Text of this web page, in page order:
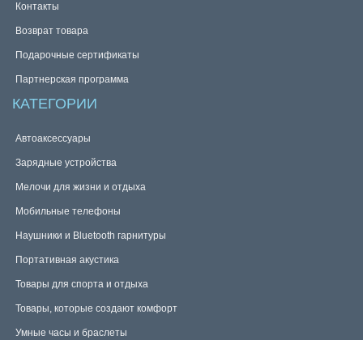
Контакты
Возврат товара
Подарочные сертификаты
Партнерская программа
КАТЕГОРИИ
Автоаксессуары
Зарядные устройства
Мелочи для жизни и отдыха
Мобильные телефоны
Наушники и Bluetooth гарнитуры
Портативная акустика
Товары для спорта и отдыха
Товары, которые создают комфорт
Умные часы и браслеты